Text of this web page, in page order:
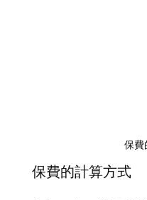
保費
保費的計算方式